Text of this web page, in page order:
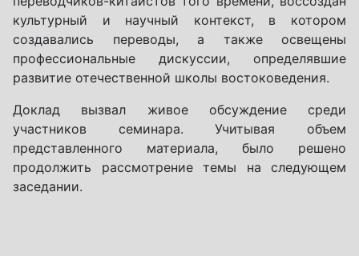
культурный и научный контекст, в котором
создавались переводы, а также освещены
профессиональные дискуссии, определявшие
развитие отечественной школы востоковедения.
Доклад вызвал живое обсуждение среди
участников семинара. Учитывая объем
представленного материала, было решено
продолжить рассмотрение темы на следующем
заседании.